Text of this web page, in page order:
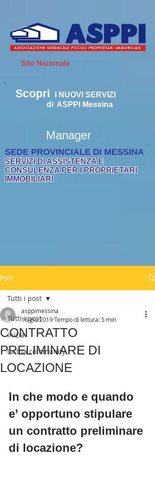
Sito Nazionale
Scopri
NUOVI SERVIZI
di ASPPI Messina
Manager
SEDE PROVINCIALE DI MESSINA
SERVIZI DI ASSISTENZA E
CONSULENZA PER I PROPRIETARI
IMMOBILIARI
Post
Tutti i post
Inizia
La tua community
Tutti i post
CONTRATTO
PRELIMINARE DI
LOCAZIONE
asppimessina
16 giu 2019Tempo di lettura: 5 min
In che modo e quando
e’ opportuno stipulare
un contratto preliminare
di locazione?